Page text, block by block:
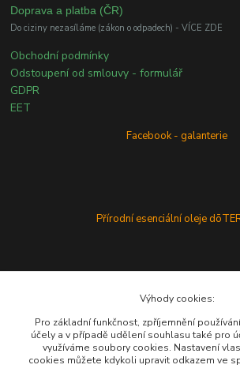
Doprava a platba (ČR)
Do ciziny nezasíláme (zákon o odpadech) - VÍCE ZDE
Obchodní podmínky
Odstoupení od smlouvy - formulář
GDPR
EET
Facebook - galanterie
Přírodní esenciální oleje
Výhody cookies:
Pro základní funkčnost, zpříjemnění
účely a v případě udělení souhlasu také pro
využíváme soubory cookies. Nastavení
cookies můžete kdykoli upravit odkazem ve